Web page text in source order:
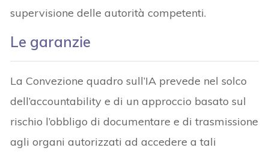
supervisione delle autorità competenti.
Le garanzie
La Convezione quadro sull’IA prevede nel solco
dell’accountability e di un approccio basato sul
rischio l’obbligo di documentare e di trasmissione
agli organi autorizzati ad accedere a tali